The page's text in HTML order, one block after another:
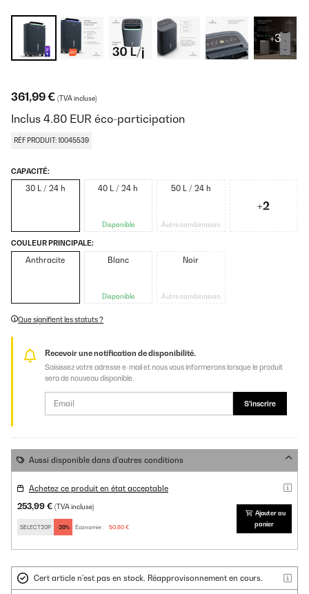
+3
361,99 € (TVA incluse)
Inclus 4.80 EUR éco-participation
RÉF PRODUIT: 10045539
CAPACITÉ:
30 L / 24 h 40 L / 24 h
Disponible
50 L / 24 h
Autre combinaison
+2
COULEUR PRINCIPALE:
Anthracite Blanc
Disponible
Noir
Autre combinaison
Que signifient les statuts ?
Recevoir une notification de disponibilité.
Saisissez votre adresse e-mail et nous vous informerons lorsque le produit
sera de nouveau disponible.
S'inscrire
Aussi disponible dans d'autres conditions
Achetez ce produit en état acceptable
253,99 € (TVA incluse)
SELECT20P -20% Économie : 50,80 €
Ajouter au
panier
Cert article n'est pas en stock. Réapprovisonnement en cours.